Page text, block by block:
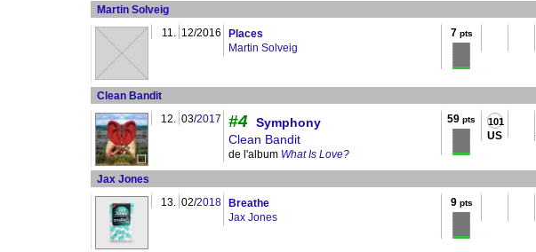
Martin Solveig
11. 12/2016
Places
Martin Solveig
7 pts
Clean Bandit
12. 03/2017 #4 Symphony
Clean Bandit
de l'album What Is Love?
59 pts
101
US
Jax Jones
13. 02/2018
Breathe
Jax Jones
9pts